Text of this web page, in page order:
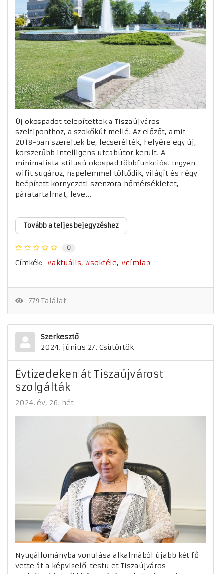
Új okospadot telepítettek a Tiszaújváros
szelfiponthoz, a szökőkút mellé. Az előzőt, amit
2018-ban szereltek be, lecserélték, helyére egy új,
korszerűbb intelligens utcabútor került. A
minimalista stílusú okospad többfunkciós. Ingyen
wifit sugároz, napelemmel töltődik, világít és négy
beépített környezeti szenzora hőmérsékletet,
páratartalmat, leve...
Tovább a teljes bejegyzéshez
0
Címkék: aktuális sokféle címlap
779 Találat
Szerkesztő
2024. június 27. Csütörtök
Évtizedeken át Tiszaújvárost
szolgálták
2024. év 26. hét
Nyugállományba vonulása alkalmából újabb két fő
vette át a képviselő-testület Tiszaújváros